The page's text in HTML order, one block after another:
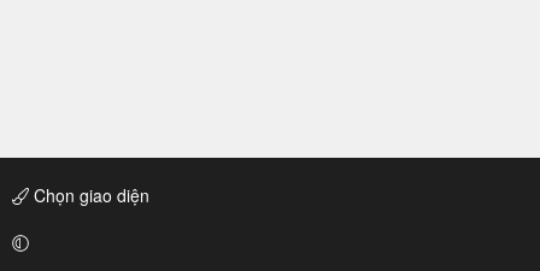
Chọn giao diện